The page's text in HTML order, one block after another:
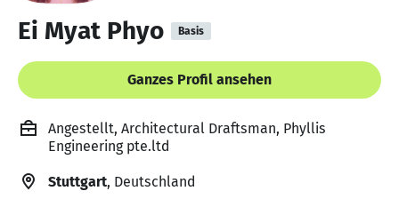
Ei Myat Phyo Basis
Ganzes Profil ansehen
Angestellt, Architectural Draftsman, Phyllis
Engineering pte.ltd
Stuttgart, Deutschland